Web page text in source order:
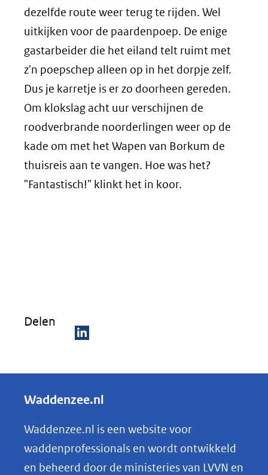
dezelfde route weer terug te rijden. Wel
uitkijken voor de paardenpoep. De enige
gastarbeider die het eiland telt ruimt met
z'n poepschep alleen op in het dorpje zelf.
Dus je karretje is er zo doorheen gereden.
Om klokslag acht uur verschijnen de
roodverbrande noorderlingen weer op de
kade om met het Wapen van Borkum de
thuisreis aan te vangen. Hoe was het?
"Fantastisch!" klinkt het in koor.
Delen
e
e
n
o
p
Waddenzee.nl
Waddenzee.nl is een website voor
waddenprofessionals en wordt ontwikkeld
en beheerd door de ministeries van LVVN en